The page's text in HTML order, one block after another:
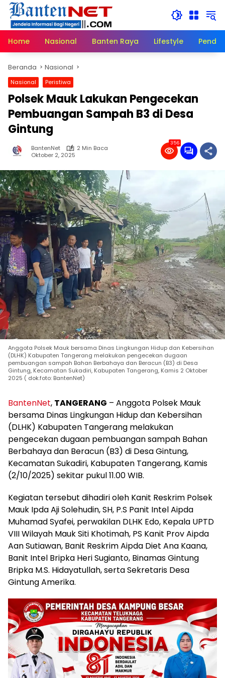
Langsung
konten
Home
Nasional Banten Raya Lifestyle
Beranda Nasional
Nasional Peristiwa
Polsek Mauk Lakukan Pengecekan
Pembuangan Sampah B3 di Desa
Gintung
BantenNet
2 Min Baca
Oktober 2, 2025
356
Anggota Polsek Mauk bersama Dinas Lingkungan Hidup dan Kebersihan
(DLHK) Kabupaten Tangerang melakukan pengecekan dugaan
pembuangan sampah Bahan Berbahaya dan Beracun (B3) di Desa
Gintung, Kecamatan Sukadiri, Kabupaten Tangerang, Kamis 2 Oktober
2025 ( dok.foto: BantenNet)
BantenNet, TANGERANG – Anggota Polsek Mauk
bersama Dinas Lingkungan Hidup dan Kebersihan
(DLHK) Kabupaten Tangerang melakukan
pengecekan dugaan pembuangan sampah Bahan
Berbahaya dan Beracun (B3) di Desa Gintung,
Kecamatan Sukadiri, Kabupaten Tangerang, Kamis
(2/10/2025) sekitar pukul 11.00 WIB.
Kegiatan tersebut dihadiri oleh Kanit Reskrim Polsek
Mauk Ipda Aji Solehudin, SH, P.S Panit Intel Aipda
Muhamad Syafei, perwakilan DLHK Edo, Kepala UPTD
VIII Wilayah Mauk Siti Khotimah, PS Kanit Prov Aipda
Aan Sutiawan, Banit Reskrim Aipda Diet Ana Kaana,
Banit Intel Bripka Heri Sugianto, Binamas Gintung
Bripka M.S. Hidayatullah, serta Sekretaris Desa
Gintung Amerika.